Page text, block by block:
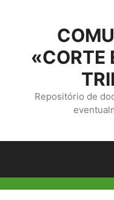
conteúdo«CORTE
Repositório de